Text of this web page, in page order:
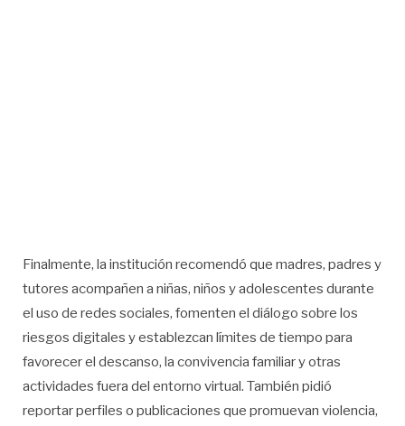
Finalmente, la institución recomendó que madres, padres y
tutores acompañen a niñas, niños y adolescentes durante
el uso de redes sociales, fomenten el diálogo sobre los
riesgos digitales y establezcan límites de tiempo para
favorecer el descanso, la convivencia familiar y otras
actividades fuera del entorno virtual. También pidió
reportar perfiles o publicaciones que promuevan violencia,